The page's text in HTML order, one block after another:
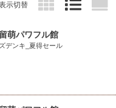
示切替
萌パワフル館
デンキ_夏得セール